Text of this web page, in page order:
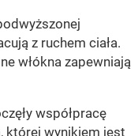
z ruchem ciała.
włókna zapewniają
współpracę
której wynikiem jest